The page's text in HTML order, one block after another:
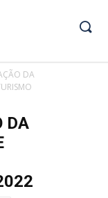
DA
DA